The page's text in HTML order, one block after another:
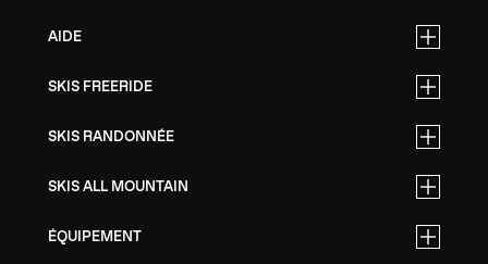
AIDE
SKIS FREERIDE
SKIS RANDONNÉE
SKIS ALL MOUNTAIN
ÉQUIPEMENT